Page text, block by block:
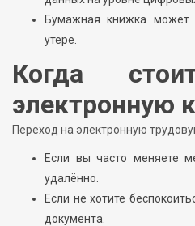
Бумажная книжка может
утере.
Когда
электронную
Переход на электронную
Если вы часто меняете
удалённо.
Если не хотите
документа.